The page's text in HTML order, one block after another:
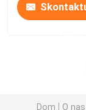
Dźwigniacz
Dom O nas